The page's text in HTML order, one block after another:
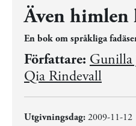
Även
En bok om språkliga
Författare: Gunilla
Qia Rindevall
Utgivningsdag:2009-11-12